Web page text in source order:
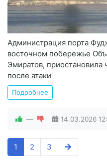
Администрация порта
восточном побережье
Эмиратов, приостановила
после атаки
Подробнее
— 14.03.2026
1 2 3